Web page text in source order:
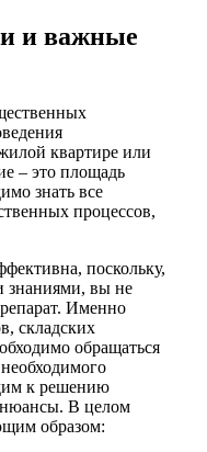
и важные
квартире или
– это площадь
знать все
процессов,
поскольку,
знаниями, вы не
Именно
складских
обращаться
к решению
нюансы. В целом
образом: